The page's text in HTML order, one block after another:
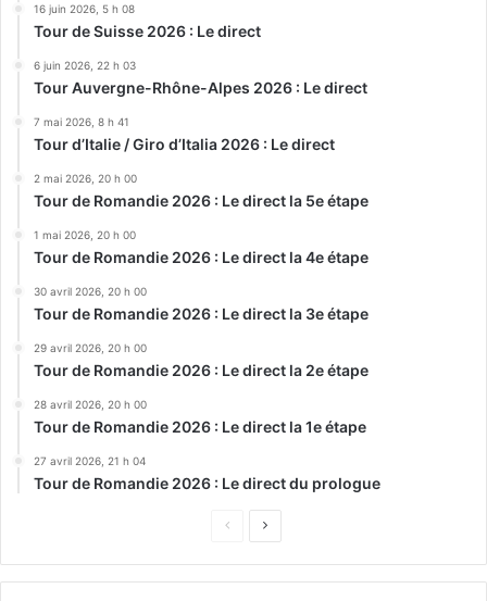
16 juin 2026, 5 h 08
Tour de Suisse 2026 : Le direct
6 juin 2026, 22 h 03
Tour Auvergne-Rhône-Alpes 2026 : Le direct
7 mai 2026, 8 h 41
Tour d’Italie / Giro d’Italia 2026 : Le direct
2 mai 2026, 20 h 00
Tour de Romandie 2026 : Le direct la 5e étape
1 mai 2026, 20 h 00
Tour de Romandie 2026 : Le direct la 4e étape
30 avril 2026, 20 h 00
Tour de Romandie 2026 : Le direct la 3e étape
29 avril 2026, 20 h 00
Tour de Romandie 2026 : Le direct la 2e étape
28 avril 2026, 20 h 00
Tour de Romandie 2026 : Le direct la 1e étape
27 avril 2026, 21 h 04
Tour de Romandie 2026 : Le direct du prologue
Page
Page